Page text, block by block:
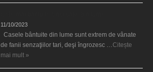
11/10/2023
Casele bântuite din lume sunt extrem de vânate
de fanii senzaţiilor tari, deşi îngrozesc …Citește
mai mult »